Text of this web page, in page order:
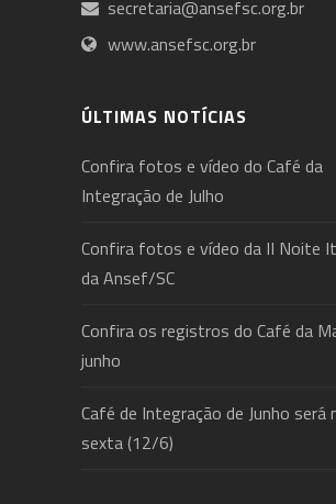
secretaria@ansefsc.org.br
www.ansefsc.org.br
ÚLTIMAS NOTÍCIAS
Confira fotos e vídeo do Café da
Integração de Julho
Confira fotos e vídeo da II Noite
da Ansef/SC
Confira os registros do Café da
junho
Café de Integração de Junho será
sexta (12/6)